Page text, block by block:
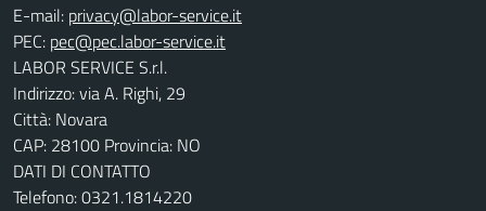
E-mail:
PEC:
LABOR SERVICE S.r.l.
Indirizzo: via A. Righi, 29
Città: Novara
CAP: 28100 Provincia: NO
DATI DI CONTATTO
Telefono: 0321.1814220